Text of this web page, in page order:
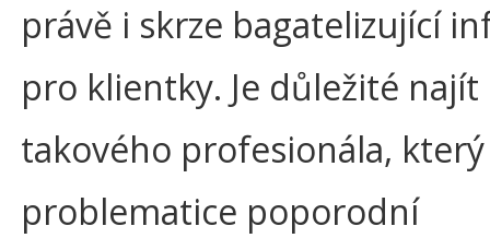
právě i skrze bagatelizující
pro klientky. Je důležité najít
takového profesionála, který
problematice poporodní